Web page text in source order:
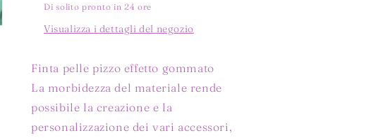
Di solito pronto in 24 ore
Visualizza i dettagli del negozio
Finta pelle pizzo effetto gommato
La morbidezza del materiale rende
possibile la creazione e la
personalizzazione dei vari accessori,